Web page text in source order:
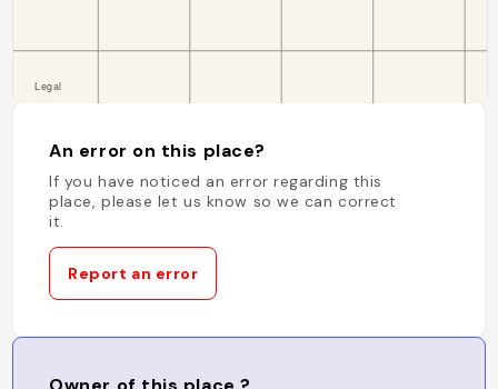
An error on this place?
If you have noticed an error regarding this
place, please let us know so we can correct
it.
Report an error